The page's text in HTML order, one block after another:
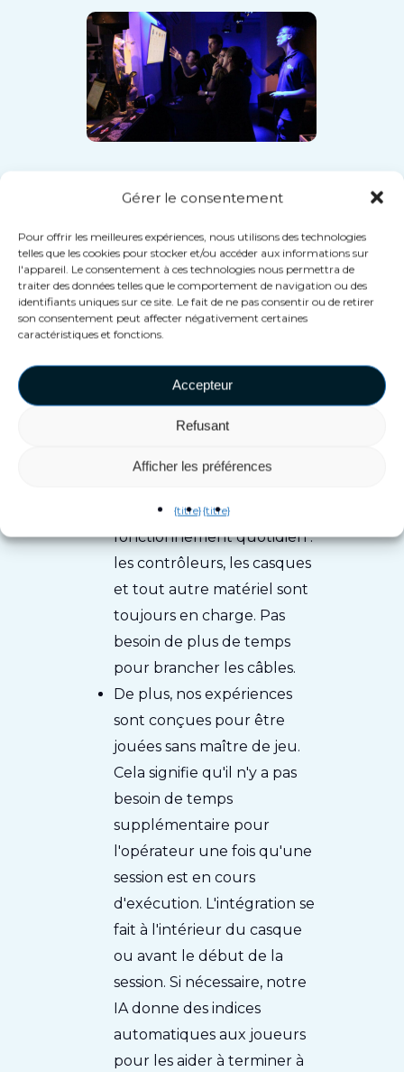
Gérer le consentement
Pour offrir les meilleures expériences, nous utilisons des technologies
telles que les cookies pour stocker et/ou accéder aux informations sur
l'appareil. Le consentement à ces technologies nous permettra de
traiter des données telles que le comportement de navigation ou des
identifiants uniques sur ce site. Le fait de ne pas consentir ou de retirer
son consentement peut affecter négativement certaines
caractéristiques et fonctions.
Accepteur
Refusant
Afficher les préférences
{titre}{titre}
tous les aspects de
nos attractions
Grâce à notre expérience en
compris très tôt l'importance
d'automatiser tous les aspects
possibles d'une attraction.
Cela commence par le
fonctionnement quotidien :
les contrôleurs, les casques
et tout autre matériel sont
toujours en charge. Pas
besoin de plus de temps
pour brancher les câbles.
De plus, nos expériences
sont conçues pour être
jouées sans maître de jeu.
Cela signifie qu'il n'y a pas
besoin de temps
supplémentaire pour
l'opérateur une fois qu'une
session est en cours
d'exécution. L'intégration se
fait à l'intérieur du casque
ou avant le début de la
session. Si nécessaire, notre
IA donne des indices
automatiques aux joueurs
pour les aider à terminer à